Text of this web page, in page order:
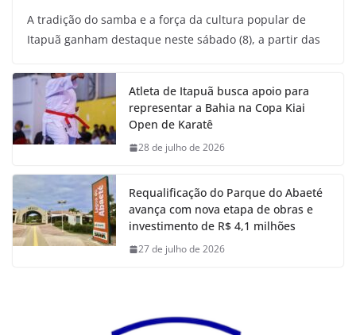
A tradição do samba e a força da cultura popular de
Itapuã ganham destaque neste sábado (8), a partir das
Atleta de Itapuã busca apoio para
representar a Bahia na Copa Kiai
Open de Karatê
28 de julho de 2026
Requalificação do Parque do Abaeté
avança com nova etapa de obras e
investimento de R$ 4,1 milhões
27 de julho de 2026